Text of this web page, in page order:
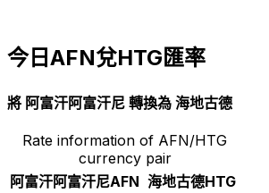
今日AFN兌HTG匯率
將 阿富汗阿富汗尼 轉換為 海地古德
Rate information of AFN/HTG
currency pair
阿富汗阿富汗尼AFN 海地古德HTG